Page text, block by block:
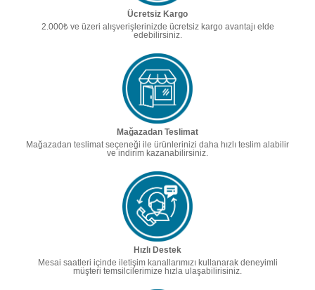
Ücretsiz Kargo
2.000₺ ve üzeri alışverişlerinizde ücretsiz kargo avantajı elde
edebilirsiniz.
Mağazadan Teslimat
Mağazadan teslimat seçeneği ile ürünlerinizi daha hızlı teslim alabilir
ve indirim kazanabilirsiniz.
Hızlı Destek
Mesai saatleri içinde iletişim kanallarımızı kullanarak deneyimli
müşteri temsilcilerimize hızla ulaşabilirisiniz.